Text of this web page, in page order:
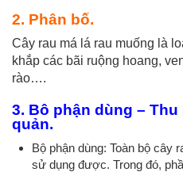
2. Phân bố.
Cây rau má lá rau muống là
khắp các bãi ruộng hoang,
rào….
3. Bộ phận dùng –
quản.
Bộ phận dùng: Toàn bộ cây
sử dụng được. Trong đó,